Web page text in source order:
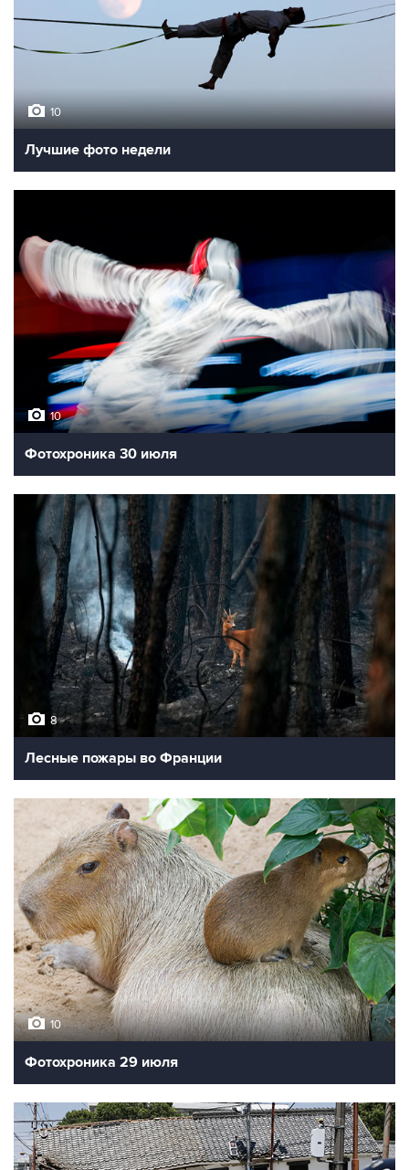
10
Лучшие фото недели
10
Фотохроника 30 июля
8
Лесные пожары во Франции
10
Фотохроника 29 июля